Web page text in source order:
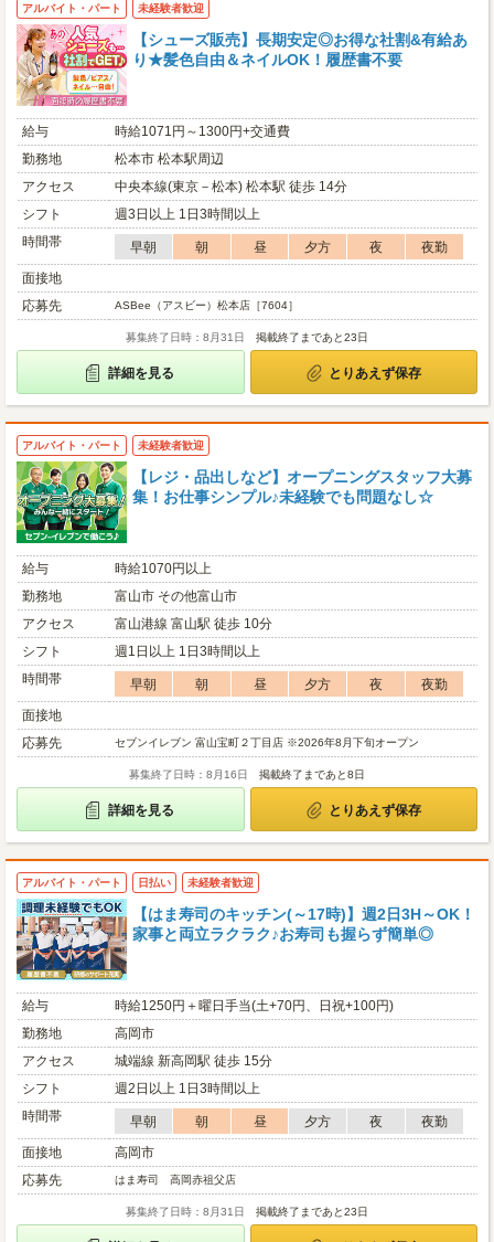
アルバイト・パート 未経験者歓迎
【シューズ販売】長期安定◎お得な社割&有給あ
り★髪色自由＆ネイルOK！履歴書不要
給与
時給1071円～1300円+交通費
勤務地
松本市 松本駅周辺
アクセス
中央本線(東京－松本) 松本駅 徒歩 14分
シフト
週3日以上 1日3時間以上
時間帯
早朝 朝 昼 夕方 夜
夜勤
面接地
応募先
ASBee（アスビー）松本店［7604］
募集終了日時：8月31日 掲載終了まであと23日
詳細を見る とりあえず保存
アルバイト・パート 未経験者歓迎
【レジ・品出しなど】オープニングスタッフ大募
集！お仕事シンプル♪未経験でも問題なし☆
給与
時給1070円以上
勤務地
富山市 その他富山市
アクセス
富山港線 富山駅 徒歩 10分
シフト
週1日以上 1日3時間以上
時間帯
早朝 朝 昼 夕方 夜
夜勤
面接地
応募先
セブンイレブン 富山宝町２丁目店 ※2026年8月下旬オープン
募集終了日時：8月16日 掲載終了まであと8日
詳細を見る とりあえず保存
アルバイト・パート 日払い 未経験者歓迎
【はま寿司のキッチン(～17時)】週2日3H～OK！
家事と両立ラクラク♪お寿司も握らず簡単◎
給与
時給1250円＋曜日手当(土+70円、日祝+100円)
勤務地
高岡市
アクセス
城端線 新高岡駅 徒歩 15分
シフト
週2日以上 1日3時間以上
時間帯
早朝 朝 昼 夕方 夜
夜勤
面接地
高岡市
応募先
はま寿司 高岡赤祖父店
募集終了日時：8月31日 掲載終了まであと23日